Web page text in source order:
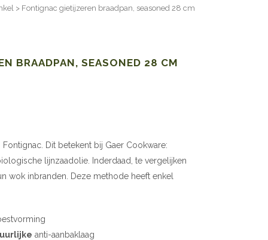
> Fontignac gietijzeren braadpan, seasoned 28 cm
BRAADPAN, SEASONED 28 CM
Dit betekent bij Gaer Cookware:
lijnzaadolie. Inderdaad, te vergelijken
wok inbranden. Deze methode heeft enkel
anti-aanbaklaag